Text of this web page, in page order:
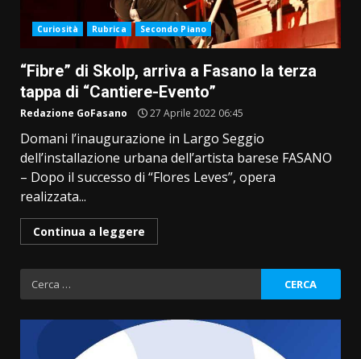
Curiosità Rubrica Secondo Piano
“Fibre” di Skolp, arriva a Fasano la terza
tappa di “Cantiere-Evento”
Redazione GoFasano 27 Aprile 2022 06:45
Domani l’inaugurazione in Largo Seggio
dell’installazione urbana dell’artista barese FASANO
– Dopo il successo di “Flores Leves”, opera
realizzata...
Continua a leggere
Ricerca
per: